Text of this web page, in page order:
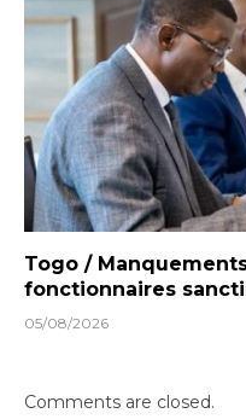
Togo /
fonctionnaires
05/08/2026
Comments are closed.